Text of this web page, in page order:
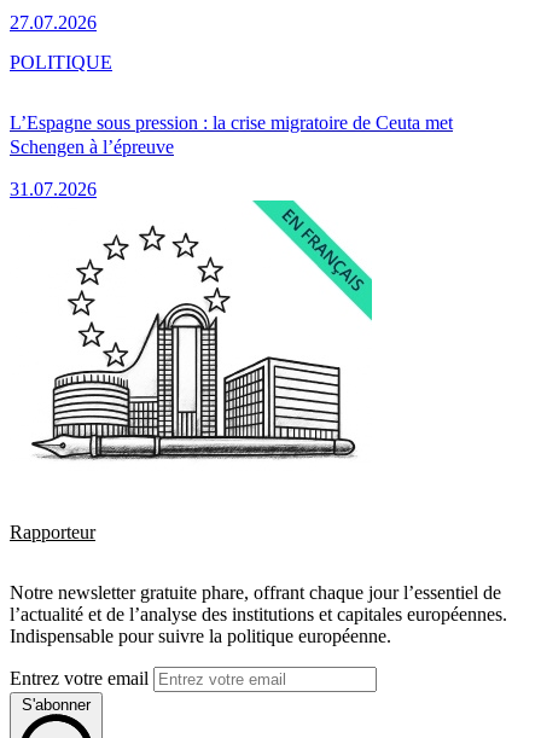
27.07.2026
L’Espagne sous pression : la crise migratoire de Ceuta met
Schengen à l’épreuve
31.07.2026
POLITIQUE
Rapporteur
Notre newsletter gratuite phare, offrant chaque jour l’essentiel de
l’actualité et de l’analyse des institutions et capitales européennes.
Indispensable pour suivre la politique européenne.
Entrez votre email
S'abonner